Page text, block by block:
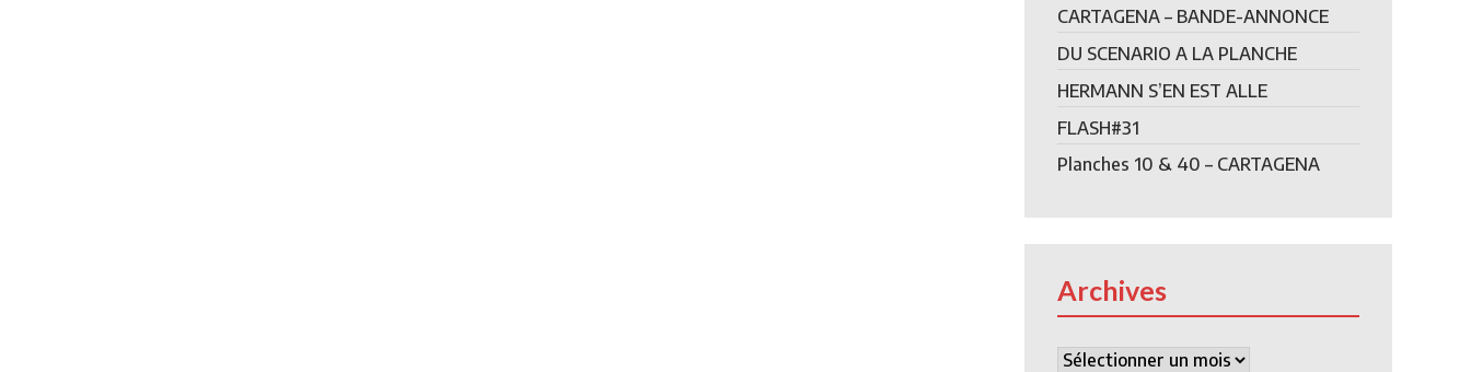
CARTAGENA – BANDE-ANNONCE
DU SCENARIO A LA PLANCHE
HERMANN S’EN EST ALLE
FLASH#31
Planches 10 & 40 – CARTAGENA
Archives
Archives